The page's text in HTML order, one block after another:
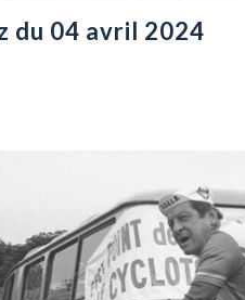
du 04 avril 2024